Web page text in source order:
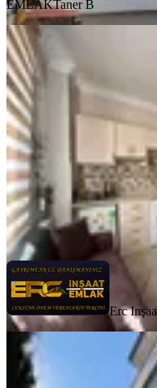
EMLAKTaner B
YENİ
Hurda
75
Erc Inşaat EmlakKahraman
Ara
Erc
YENİ
Kiralık